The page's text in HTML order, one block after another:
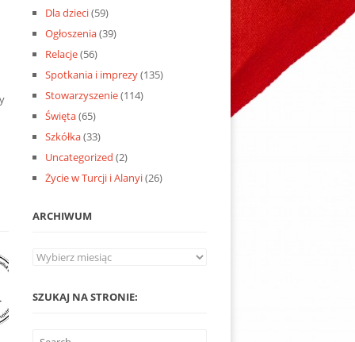
Dla dzieci(59)
Ogłoszenia(39)
Relacje(56)
Spotkania i imprezy(135)
Stowarzyszenie(114)
Święta(65)
Szkółka(33)
Uncategorized (2)
Życie w Turcji i Alanyi(26)
ARCHIWUM
Archiwum
SZUKAJ NA STRONIE: